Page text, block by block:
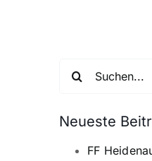
nach:
Neueste
FF